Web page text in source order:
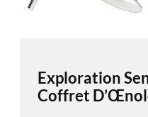
Exploration
Coffret